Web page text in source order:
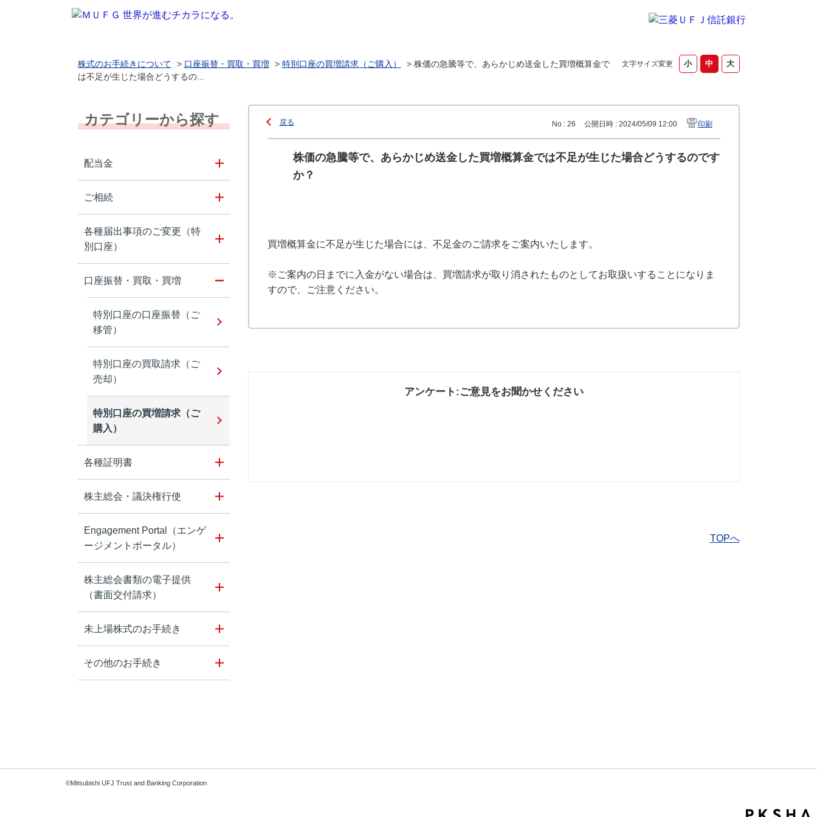
文字サイズ変更
株式のお手続きについて > 口座振替・買取・買増 > 特別口座の買増請求（ご購入） > 株価の急騰等で、あらかじめ送金した買増概算金で
は不足が生じた場合どうするの...
カテゴリーから探す
配当金
ご相続
各種届出事項のご変更（特
別口座）
口座振替・買取・買増
特別口座の口座振替（ご
移管）
特別口座の買取請求（ご
売却）
特別口座の買増請求（ご
購入）
各種証明書
株主総会・議決権行使
Engagement Portal（エンゲ
ージメントポータル）
株主総会書類の電子提供
（書面交付請求）
未上場株式のお手続き
その他のお手続き
戻る No : 26 公開日時 : 2024/05/09 12:00 印刷
株価の急騰等で、あらかじめ送金した買増概算金では不足が生じた場合どうするのです
か？
買増概算金に不足が生じた場合には、不足金のご請求をご案内いたします。
※ご案内の日までに入金がない場合は、買増請求が取り消されたものとしてお取扱いすることになりま
すので、ご注意ください。
アンケート:ご意見をお聞かせください
TOPへ
©Mitsubishi UFJ Trust and Banking Corporation